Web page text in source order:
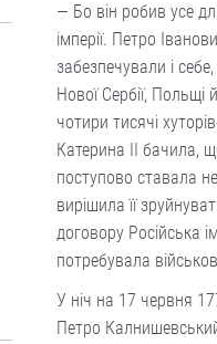
— Бо він робив усе
імперії. Петро
забезпечували і
Нової Сербії, Польщі
чотири тисячі
Катерина ІІ бачила,
поступово ставала
вирішила її
договору Російська
потребувала
У ніч на 17 червня
Пет­ро